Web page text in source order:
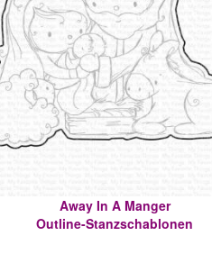
Away In A Manger
Outline-Stanzschablonen